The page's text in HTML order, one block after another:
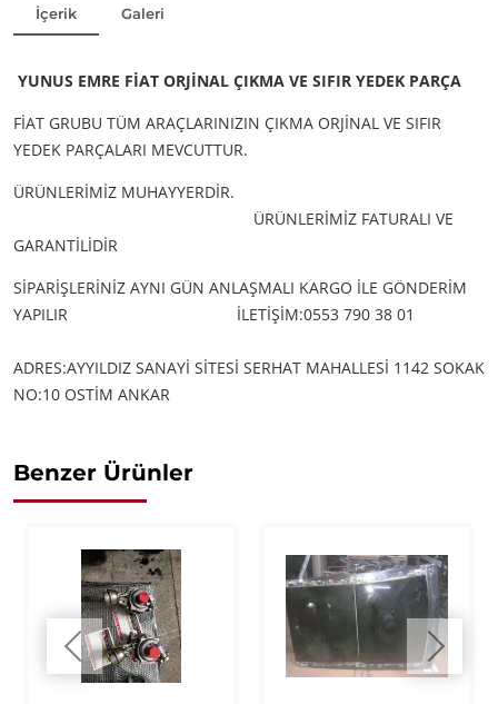
İçerik Galeri
YUNUS EMRE FİAT ORJİNAL ÇIKMA VE SIFIR YEDEK PARÇA
FİAT GRUBU TÜM ARAÇLARINIZIN ÇIKMA ORJİNAL VE SIFIR
YEDEK PARÇALARI MEVCUTTUR.
ÜRÜNLERİMİZ MUHAYYERDİR.
ÜRÜNLERİMİZ FATURALI VE
GARANTİLİDİR
SİPARİŞLERİNİZ AYNI GÜN ANLAŞMALI KARGO İLE GÖNDERİM
YAPILIR
İLETİŞİM:0553 790 38 01
ADRES:AYYILDIZ SANAYİ SİTESİ SERHAT MAHALLESİ 1142 SOKAK
NO:10 OSTİM ANKAR
Benzer Ürünler